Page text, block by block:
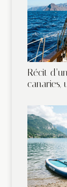
Récit
canaries,